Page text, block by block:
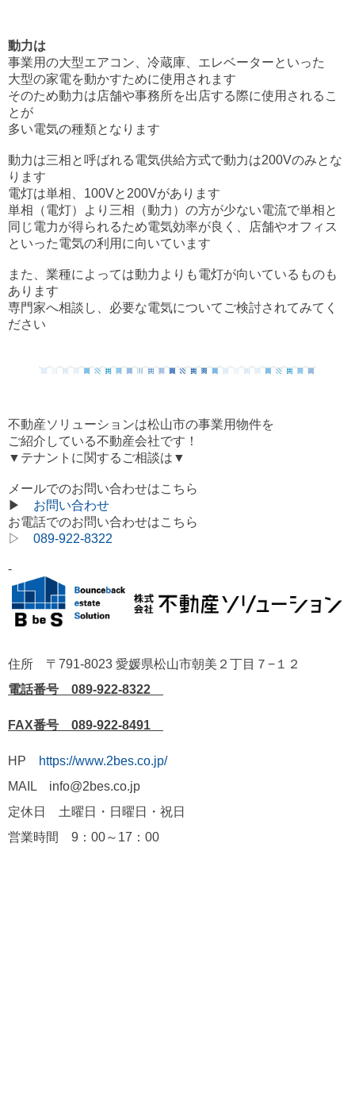
動力は
事業用の大型エアコン、冷蔵庫、エレベーターといった
大型の家電を動かすために使用されます
そのため動力は店舗や事務所を出店する際に使用されるこ
とが
多い電気の種類となります
動力は三相と呼ばれる電気供給方式で動力は200Vのみとな
ります
電灯は単相、100Vと200Vがあります
単相（電灯）より三相（動力）の方が少ない電流で単相と
同じ電力が得られるため電気効率が良く、店舗やオフィス
といった電気の利用に向いています
また、業種によっては動力よりも電灯が向いているものも
あります
専門家へ相談し、 必要な電気についてご検討されてみてく
ださい
不動産ソリューションは松山市の事業用物件を
ご紹介している不動産会社です！
▼テナントに関するご相談は▼
メールでのお問い合わせはこちら
▶ お問い合わせ
お電話でのお問い合わせはこちら
▷ 089-922-8322
-
住所 〒791-8023 愛媛県松山市朝美２丁目７−１２
電話番号 089-922-8322
FAX番号 089-922-8491
HP
https://www.2bes.co.jp/
MAIL info@2bes.co.jp
定休日 土曜日・日曜日・祝日
営業時間 9：00～17：00